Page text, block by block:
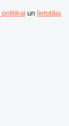
politikai un lietotāja